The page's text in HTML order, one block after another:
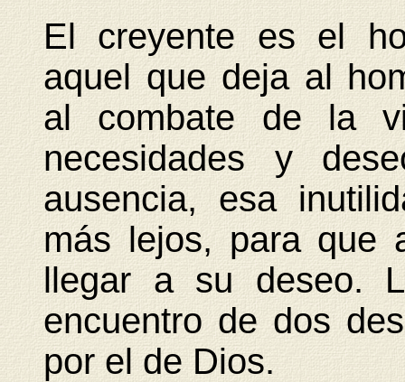
El creyente es el
aquel que deja al
al combate de la
necesidades y
ausencia, esa
más lejos, para que
llegar a su deseo.
encuentro de dos
por el de Dios.